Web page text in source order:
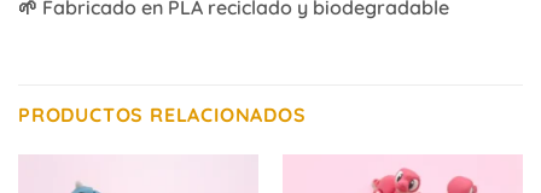
🌱 Fabricado en PLA reciclado y biodegradable
PRODUCTOS RELACIONADOS